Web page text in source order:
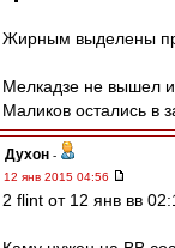
Жирным выделены
Мелкадзе не вышел
Маликов остались в
Духон -
12 янв 2015 04:56
2 flint от 12 янв вв